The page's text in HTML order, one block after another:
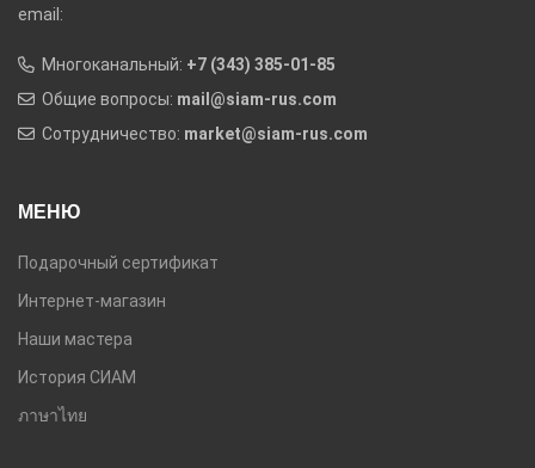
email:
Многоканальный: +7 (343) 385-01-85
Общие вопросы: mail@siam-rus.com
Сотрудничество: market@siam-rus.com
МЕНЮ
Подарочный сертификат
Интернет-магазин
Наши мастера
История СИАМ
ภาษาไทย